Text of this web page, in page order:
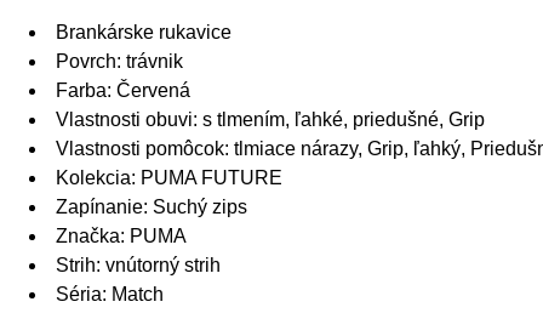
Brankárske rukavice
Povrch: trávnik
Farba: Červená
Vlastnosti obuvi: s tlmením, ľahké, priedušné, Grip
Vlastnosti pomôcok: tlmiace nárazy, Grip, ľahký,
Kolekcia: PUMA FUTURE
Zapínanie: Suchý zips
Značka: PUMA
Strih: vnútorný strih
Séria: Match